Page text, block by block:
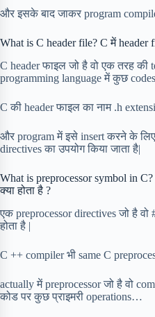
और इसके बाद जाकर program
What is C header file? C में header
C header फाइल जो है वो एक तरह की
programming language में कुछ
C की header फाइल का नाम .h
और program में इसे insert करने के
directives का उपयोग किया जाता है|
What is preprocessor symbol in
क्या होता है ?
एक preprocessor directives जो है
होता है |
C ++ compiler भी same C
actually में preprocessor जो है वो
कोड पर कुछ प्राइमरी operations…